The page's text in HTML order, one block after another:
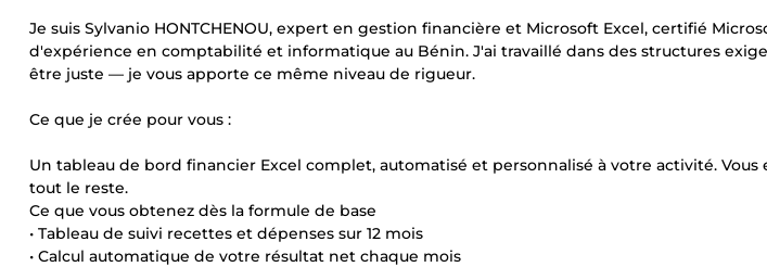
Je suis Sylvanio HONTCHENOU, expert en gestion financière et Microsoft Excel, certifié
d'expérience en comptabilité et informatique au Bénin. J'ai travaillé dans des structures
être juste — je vous apporte ce même niveau de rigueur.
Ce que je crée pour vous :
Un tableau de bord financier Excel complet, automatisé et personnalisé à votre activité.
tout le reste.
Ce que vous obtenez dès la formule de base
• Tableau de suivi recettes et dépenses sur 12 mois
• Calcul automatique de votre résultat net chaque mois